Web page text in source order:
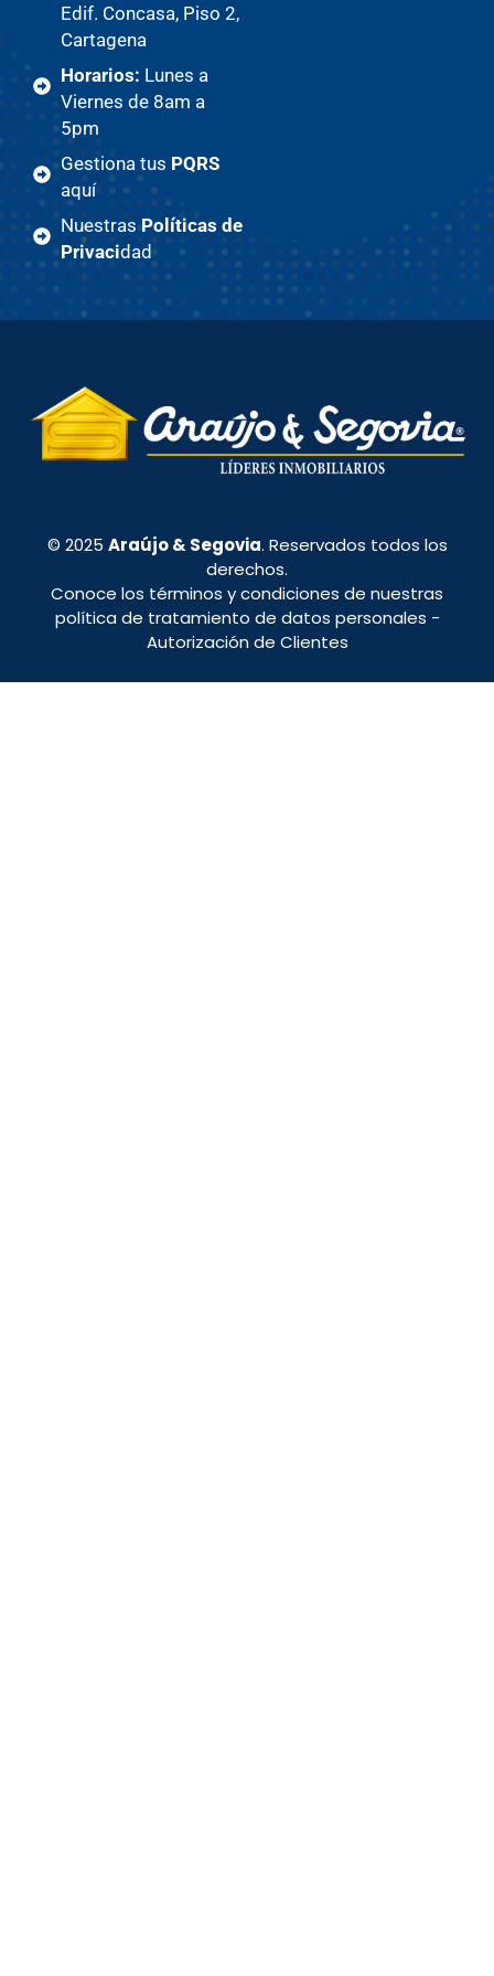
Edif. Concasa, Piso 2,
Cartagena
Horarios: Lunes a
Viernes de 8am a
5pm
Gestiona tus PQRS
aquí
NuestrasPolíticas de
Privacidad
© 2025 Araújo & Segovia. Reservados todos los
derechos.
Conoce los términos y condiciones de nuestras
política de tratamiento de datos personales -
Autorización de Clientes